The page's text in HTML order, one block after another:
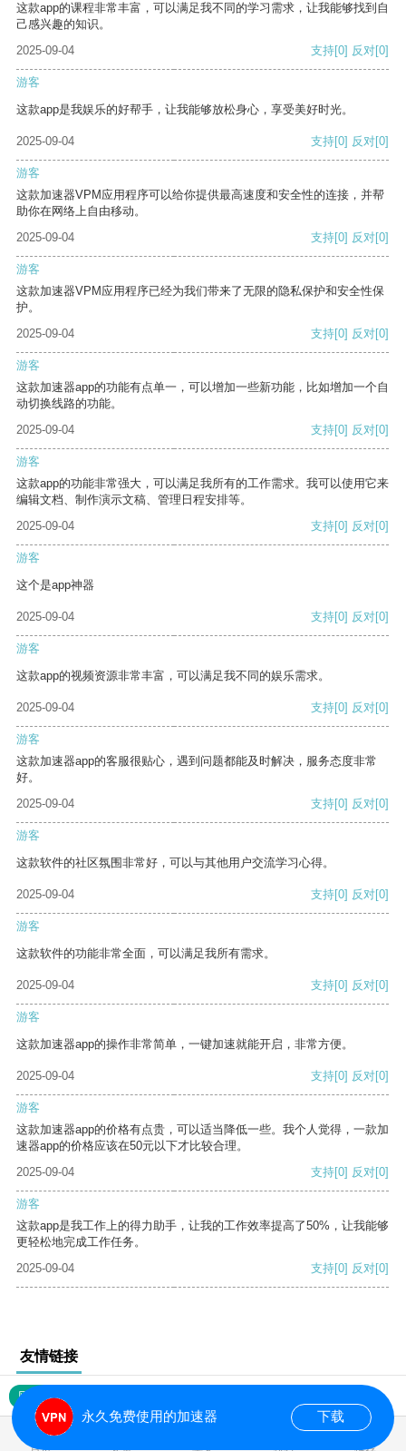
这款app的课程非常丰富，可以满足我不同的学习需求，让我能够找到自
己感兴趣的知识。
2025-09-04
支持[0] 反对[0]
游客
这款app是我娱乐的好帮手，让我能够放松身心，享受美好时光。
2025-09-04 支持[0] 反对[0]
游客
这款加速器VPM应用程序可以给你提供最高速度和安全性的连接，并帮
助你在网络上自由移动。
2025-09-04
支持[0] 反对[0]
游客
这款加速器VPM应用程序已经为我们带来了无限的隐私保护和安全性保
护。
2025-09-04
支持[0] 反对[0]
游客
这款加速器app的功能有点单一，可以增加一些新功能，比如增加一个自
动切换线路的功能。
2025-09-04
支持[0] 反对[0]
游客
这款app的功能非常强大，可以满足我所有的工作需求。我可以使用它来
编辑文档、制作演示文稿、管理日程安排等。
2025-09-04
支持[0] 反对[0]
游客
这个是app神器
2025-09-04 支持[0] 反对[0]
游客
这款app的视频资源非常丰富，可以满足我不同的娱乐需求。
2025-09-04 支持[0] 反对[0]
游客
这款加速器app的客服很贴心，遇到问题都能及时解决，服务态度非常
好。
2025-09-04
支持[0] 反对[0]
游客
这款软件的社区氛围非常好，可以与其他用户交流学习心得。
2025-09-04 支持[0] 反对[0]
游客
这款软件的功能非常全面，可以满足我所有需求。
2025-09-04 支持[0] 反对[0]
游客
这款加速器app的操作非常简单，一键加速就能开启，非常方便。
2025-09-04 支持[0] 反对[0]
游客
这款加速器app的价格有点贵，可以适当降低一些。我个人觉得，一款加
速器app的价格应该在50元以下才比较合理。
2025-09-04
支持[0] 反对[0]
游客
这款app是我工作上的得力助手，让我的工作效率提高了50%，让我能够
更轻松地完成工作任务。
2025-09-04
支持[0] 反对[0]
友情链接
网站地图
永久免费使用的加速器 下载